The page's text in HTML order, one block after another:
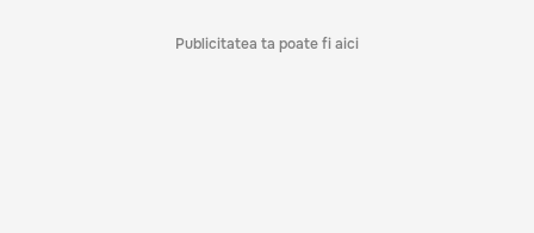
Publicitatea ta poate fi aici